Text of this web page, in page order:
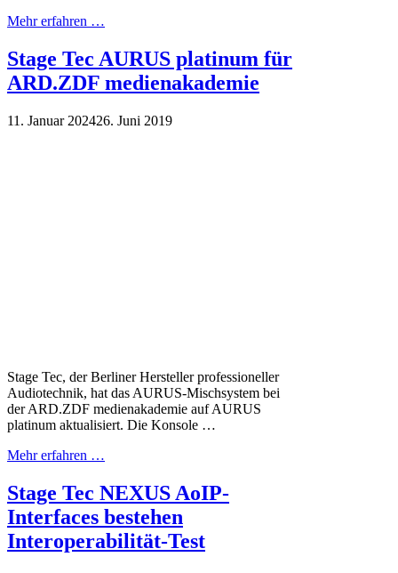
Mehr erfahren …
Stage Tec AURUS platinum für
ARD.ZDF medienakademie
11. Januar 202426. Juni 2019
Stage Tec, der Berliner Hersteller professioneller
Audiotechnik, hat das AURUS-Mischsystem bei
der ARD.ZDF medienakademie auf AURUS
platinum aktualisiert. Die Konsole …
Mehr erfahren …
Stage Tec NEXUS AoIP-
Interfaces bestehen
Interoperabilität-Test